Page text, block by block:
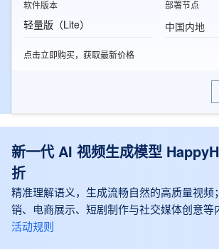
软件版本
轻量版（Lite）
部署节点
中国内地
点击立即购买，获取最新价格
新一代 AI 视频生成模型
折
精准理解语义，生成流畅自然的高质量视频
销、电商展示、短剧制作与社交媒体创意等
活动规则